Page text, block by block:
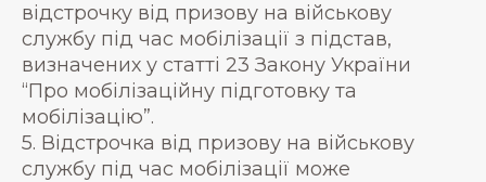
відстрочку від призову на військову
службу під час мобілізації з підстав,
визначених у статті 23 Закону України
“Про мобілізаційну підготовку та
мобілізацію”.
5. Відстрочка від призову на військову
службу під час мобілізації може